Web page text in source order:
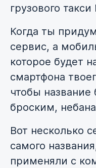
грузового такси
Когда ты
сервис, а
которое будет
смартфона
чтобы
броским,
Вот несколько
самого
применяли с